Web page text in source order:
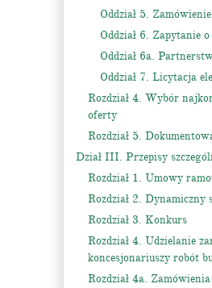
Oddział 5.
Oddział 6. Zapytanie o
Oddział 6a.
Oddział 7. Licytacja
Rozdział 4. Wybór
oferty
Rozdział 5.
Dział III. Przepisy
Rozdział 1. Umowy
Rozdział 2. Dynamiczny
Rozdział 3. Konkurs
Rozdział 4. Udzielanie
koncesjonariuszy robót
Rozdział 4a.